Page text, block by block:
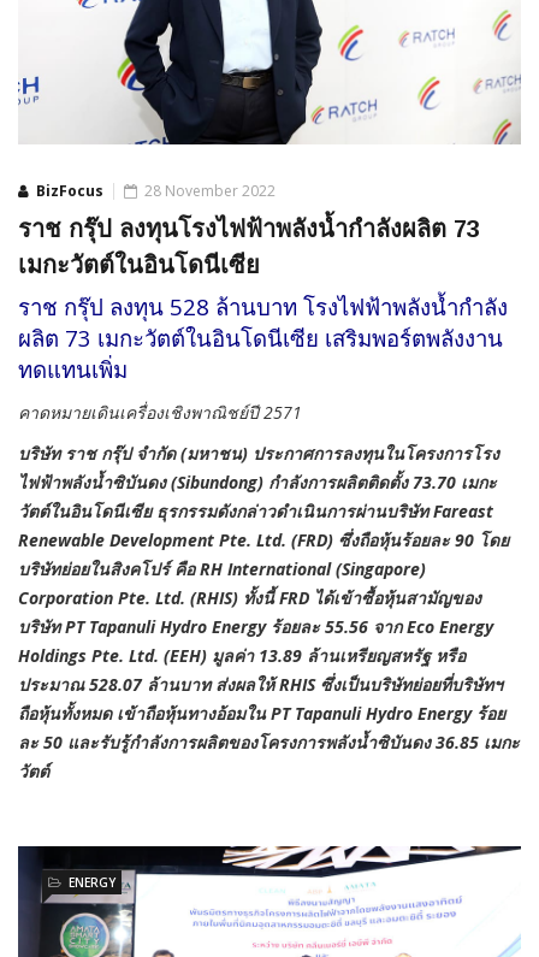
BizFocus 28 November 2022
ราช กรุ๊ป ลงทุนโรงไฟฟ้าพลังน้ำกำลังผลิต 73
เมกะวัตต์ในอินโดนีเซีย
ราช กรุ๊ป ลงทุน 528 ล้านบาท โรงไฟฟ้าพลังน้ำกำลัง
ผลิต 73 เมกะวัตต์ในอินโดนีเซีย เสริมพอร์ตพลังงาน
ทดแทนเพิ่ม
คาดหมายเดินเครื่องเชิงพาณิชย์ปี 2571
บริษัท ราช กรุ๊ป จำกัด (มหาชน) ประกาศการลงทุนในโครงการโรง
ไฟฟ้าพลังน้ำซิบันดง (Sibundong) กำลังการผลิตติดตั้ง 73.70 เมกะ
วัตต์ในอินโดนีเซีย ธุรกรรมดังกล่าวดำเนินการผ่านบริษัท Fareast
Renewable Development Pte. Ltd. (FRD) ซึ่งถือหุ้นร้อยละ 90 โดย
บริษัทย่อยในสิงคโปร์ คือ RH International (Singapore)
Corporation Pte. Ltd. (RHIS) ทั้งนี้ FRD ได้เข้าซื้อหุ้นสามัญของ
บริษัท PT Tapanuli Hydro Energy ร้อยละ 55.56 จาก Eco Energy
Holdings Pte. Ltd. (EEH) มูลค่า 13.89 ล้านเหรียญสหรัฐ หรือ
ประมาณ 528.07 ล้านบาท ส่งผลให้ RHIS ซึ่งเป็นบริษัทย่อยที่บริษัทฯ
ถือหุ้นทั้งหมด เข้าถือหุ้นทางอ้อมใน PT Tapanuli Hydro Energy ร้อย
ละ 50 และรับรู้กำลังการผลิตของโครงการพลังน้ำซิบันดง 36.85 เมกะ
วัตต์
ENERGY